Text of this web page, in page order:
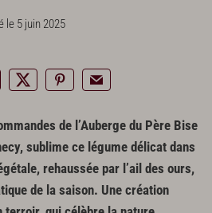
le 5 juin 2025
de l’Auberge du Père Bise
sublime ce légume délicat dans
rehaussée par l’ail des ours,
de la saison. Une création